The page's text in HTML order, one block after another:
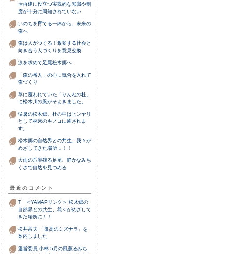
活再建に役立つ実践的な知識や制
度が十分に周知されていない
いのちを育てる一鉢から、未来の
森へ
森は人がつくる！激変する社会と
向き合う人づくりを意見交換
涼を求めて足尾松木郷へ
「森の番人」の心に気合を入れて
森づくり
草に覆われていた「りんねの杜」
に松木川の風がそよぎました。
猛暑の松木郷。杜の中はヒンヤリ
として林床のキノコに癒されま
す。
松木郷の自然界との共生、我々が
めざしてきた場所に！！
大雨の爪痕残る足尾、静かなみち
くさで自然を見つめる
最近のコメント
T ＜YAMAPリンク＞ 松木郷の
自然界との共生、我々がめざして
きた場所に！！
松井富夫
「孤高のミズナラ」を
案内しました
運営委員 小林 5月の風薫るみち